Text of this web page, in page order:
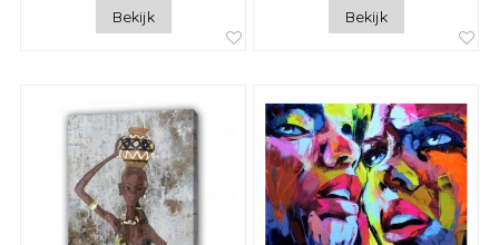
Bekijk
Bekijk